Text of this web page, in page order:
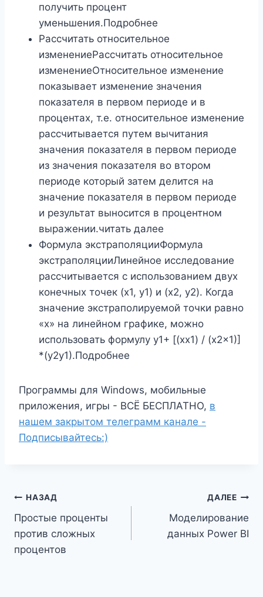
получить процент
уменьшения.Подробнее
Рассчитать относительное
изменениеРассчитать относительное
изменениеОтносительное изменение
показывает изменение значения
показателя в первом периоде и в
процентах, т.е. относительное изменение
рассчитывается путем вычитания
значения показателя в первом периоде
из значения показателя во втором
периоде который затем делится на
значение показателя в первом периоде
и результат выносится в процентном
выражении.читать далее
Формула экстраполяцииФормула
экстраполяцииЛинейное исследование
рассчитывается с использованием двух
конечных точек (x1, y1) и (x2, y2). Когда
значение экстраполируемой точки равно
«x» на линейном графике, можно
использовать формулу y1+ [(xx1) / (x2x1)]
*(y2y1).Подробнее
Программы для Windows, мобильные
приложения, игры - ВСЁ БЕСПЛАТНО, в
нашем закрытом телеграмм канале -
Подписывайтесь:)
Навигация
по
записям
НАЗАД
Простые проценты
против сложных
процентов
ДАЛЕЕ
Моделирование
данных Power BI